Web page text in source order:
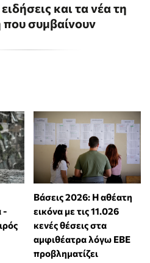
και τα νέα τη
που συμβαίνουν
-
Βάσεις 2026: Η αθέατη
εικόνα με τις 11.026
κενές θέσεις στα
αμφιθέατρα λόγω ΕΒΕ
προβληματίζει